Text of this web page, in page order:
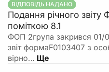
ВІДПОВІДЬ НАДАНО
Подання річного звіту
поміткою 8.1
ФОП 2група закрився 01/
звіт формаF0103407 з
вірно…